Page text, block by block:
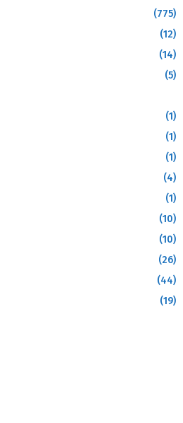
(775)
(12)
(14)
(5)
(1)
(1)
(1)
(4)
(1)
(10)
(10)
(26)
(44)
(19)